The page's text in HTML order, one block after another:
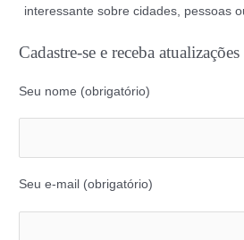
interessante sobre cidades, pessoas
Cadastre-se e receba atualizações
Seu nome (obrigatório)
Seu e-mail (obrigatório)